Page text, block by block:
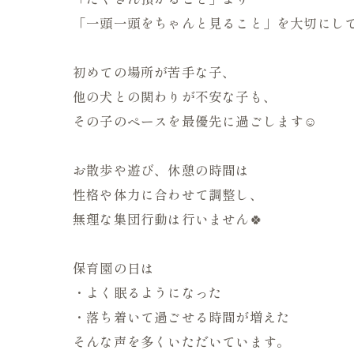
「一頭一頭をちゃんと見ること」を大切にし
初めての場所が苦手な子、
他の犬との関わりが不安な子も、
その子のペースを最優先に過ごします☺️
お散歩や遊び、休憩の時間は
性格や体力に合わせて調整し、
無理な集団行動は行いません🍀
保育園の日は
・よく眠るようになった
・落ち着いて過ごせる時間が増えた
そんな声を多くいただいています。